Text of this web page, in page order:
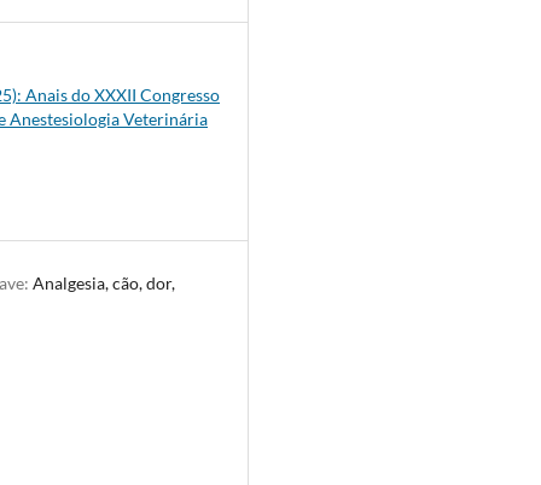
Anais do XXXII Congresso
Anestesiologia Veterinária
Analgesia, cão, dor,